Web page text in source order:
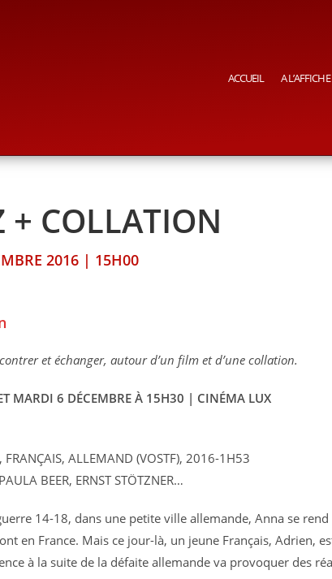
ACCUEIL A L’AFFICHE
+ COLLATION
2016 | 15H00
et échanger, autour d’un film et d’une collation.
MARDI 6 DÉCEMBRE À 15H30 | CINÉMA LUX
FRANÇAIS, ALLEMAND (VOSTF), 2016-1H53
BEER, ERNST STÖTZNER…
14-18, dans une petite ville allemande, Anna se
en France. Mais ce jour-là, un jeune Français, Adrien,
à la suite de la défaite allemande va provoquer des